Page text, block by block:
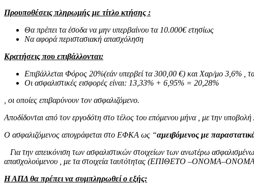
Προυποθέσεις πληρωμής με τίτλο κτήσης :
Θα πρέπει τα έσοδα να μην υπερβαίνου τα 10.000€ ετησίως
Να αφορά περιστασιακή απασχόληση
Κρατήσεις που επιβάλλονται:
Επιβάλλεται Φόρος 20%(εάν υπερβεί τα 300,00 €) και Χαρ/μο 3,6% ,
Οι ασφαλιστικές εισφορές είναι: 13,33% + 6,95% = 20,28%
, οι οποίες επιβαρύνουν τον ασφαλιζόμενο.
Αποδίδονται από τον εργοδότη στο τέλος του επόμενου μήνα , με την
Ο ασφαλιζόμενος απογράφεται στο ΕΦΚΑ ως “αμειβόμενος με
Για την απεικόνιση των ασφαλιστικών στοιχείων των ανωτέρω
απασχολούμενου , με τα στοιχεία ταυτότητας (ΕΠΙΘΕΤΟ
Η ΑΠΔ θα πρέπει να συμπληρωθεί ο εξής: